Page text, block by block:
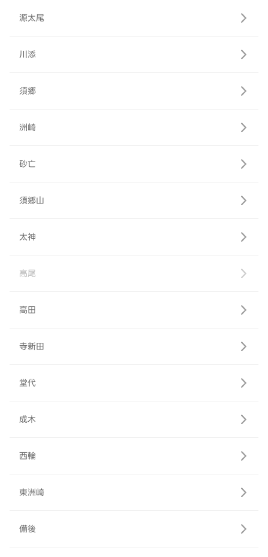
源太尾
川添
須郷
洲崎
砂亡
須郷山
太神
高尾
高田
寺新田
堂代
成木
西輪
東洲崎
備後